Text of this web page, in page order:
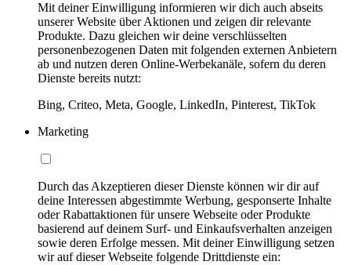
Mit deiner Einwilligung informieren wir dich auch abseits
unserer Website über Aktionen und zeigen dir relevante
Produkte. Dazu gleichen wir deine verschlüsselten
personenbezogenen Daten mit folgenden externen Anbietern
ab und nutzen deren Online-Werbekanäle, sofern du deren
Dienste bereits nutzt:
Bing, Criteo, Meta, Google, LinkedIn, Pinterest, TikTok
Marketing
Durch das Akzeptieren dieser Dienste können wir dir auf
deine Interessen abgestimmte Werbung, gesponserte Inhalte
oder Rabattaktionen für unsere Webseite oder Produkte
basierend auf deinem Surf- und Einkaufsverhalten anzeigen
sowie deren Erfolge messen. Mit deiner Einwilligung setzen
wir auf dieser Webseite folgende Drittdienste ein: